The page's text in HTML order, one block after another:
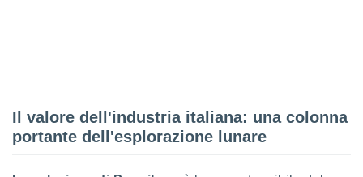
Il valore dell'industria italiana: una colonna
portante dell'esplorazione lunare